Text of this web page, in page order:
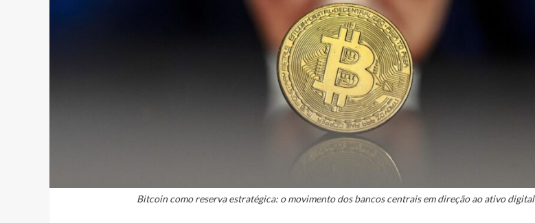
Bitcoin como reserva estratégica: o movimento dos bancos centrais em direção ao ativo digital